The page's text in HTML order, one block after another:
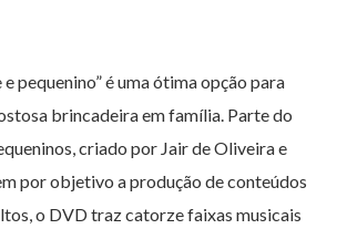
e pequenino” é uma ótima opção para
brincadeira em família. Parte do
criado por Jair de Oliveira e
por objetivo a produção de conteúdos
o DVD traz catorze faixas musicais